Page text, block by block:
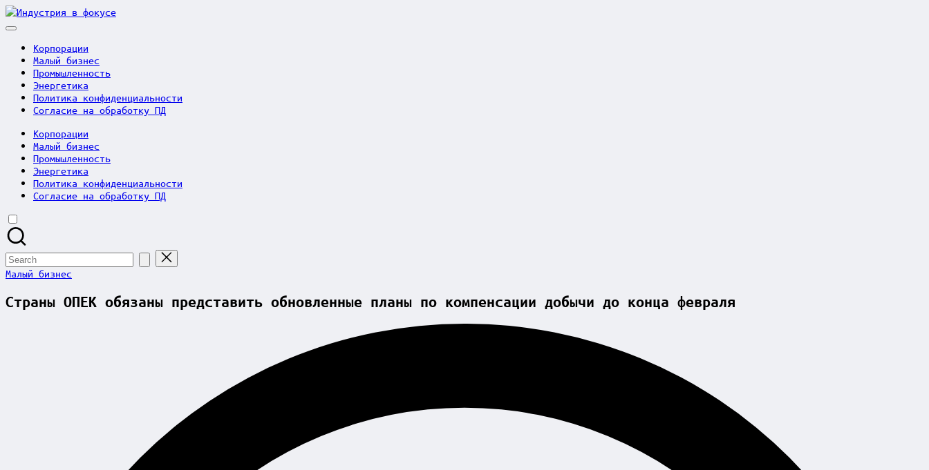
Skip
to
Индустрия
Корпорации
Малый бизнес
Промышленность
Энергетика
Политика конфиденциальности
Согласие на обработку ПД
Корпорации
Малый бизнес
Промышленность
Энергетика
Политика конфиденциальности
Согласие на обработку ПД
Search
for:
Posted
Малый бизнес
Страны ОПЕК обязаны представить обновленные планы по компенсации добычи до конца февраля